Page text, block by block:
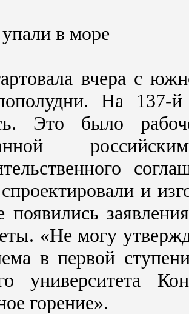
в море
вчера с
На 137-й
Это было
спроектировали и
«Не могу
в первой
горение».